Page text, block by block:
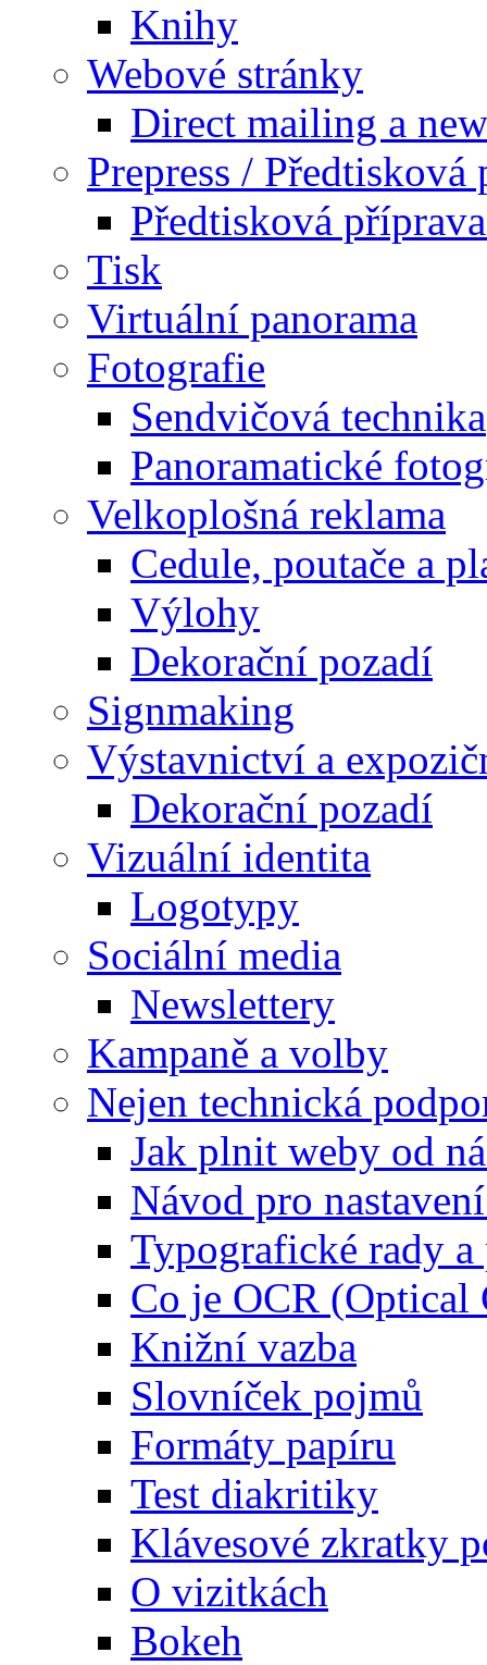
Knihy
Webové stránky
Direct mailing a
Prepress / Předtisková
Předtisková
Tisk
Virtuální panorama
Fotografie
Sendvičová technika
Panoramatické
Velkoplošná reklama
Cedule, poutače a
Výlohy
Dekorační pozadí
Signmaking
Výstavnictví a
Dekorační pozadí
Vizuální identita
Logotypy
Sociální media
Newslettery
Kampaně a volby
Nejen technická
Jak plnit weby od
Návod pro
Typografické rady
Co je OCR
Knižní vazba
Slovníček pojmů
Formáty papíru
Test diakritiky
Klávesové zkratky
O vizitkách
Bokeh